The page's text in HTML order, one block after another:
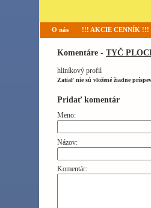
O nás !!! AKCIE CENNÍK !!!
Komentáre - TYČ
hliníkový profil
Zatiaľ nie sú vložené žiadne
Pridať komentár
Meno:
Názov:
Komentár: